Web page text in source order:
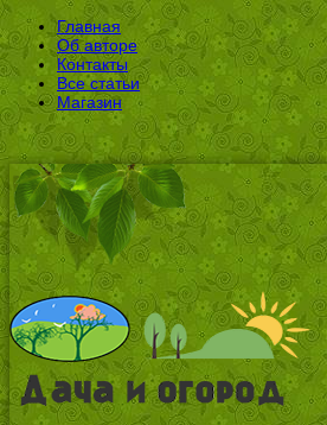
Главная
Об авторе
Контакты
Все статьи
Магазин